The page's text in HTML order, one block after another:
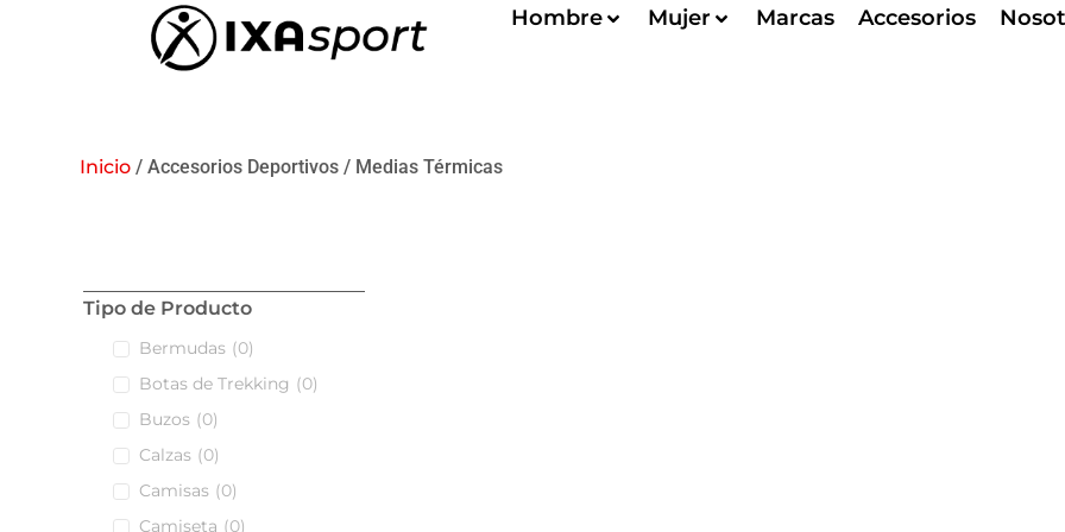
Hombre Mujer Marcas Accesorios
Inicio / Accesorios Deportivos / Medias Térmicas
Tipo de Producto
Bermudas (0)
Botas de Trekking (0)
Buzos (0)
Calzas (0)
Camisas (0)
Camiseta (0)